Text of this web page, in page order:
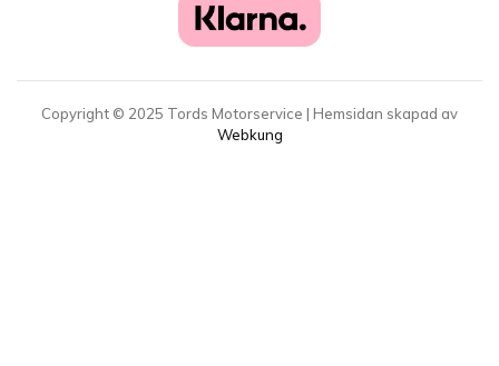
Copyright © 2025 Tords Motorservice | Hemsidan skapad av
Webkung